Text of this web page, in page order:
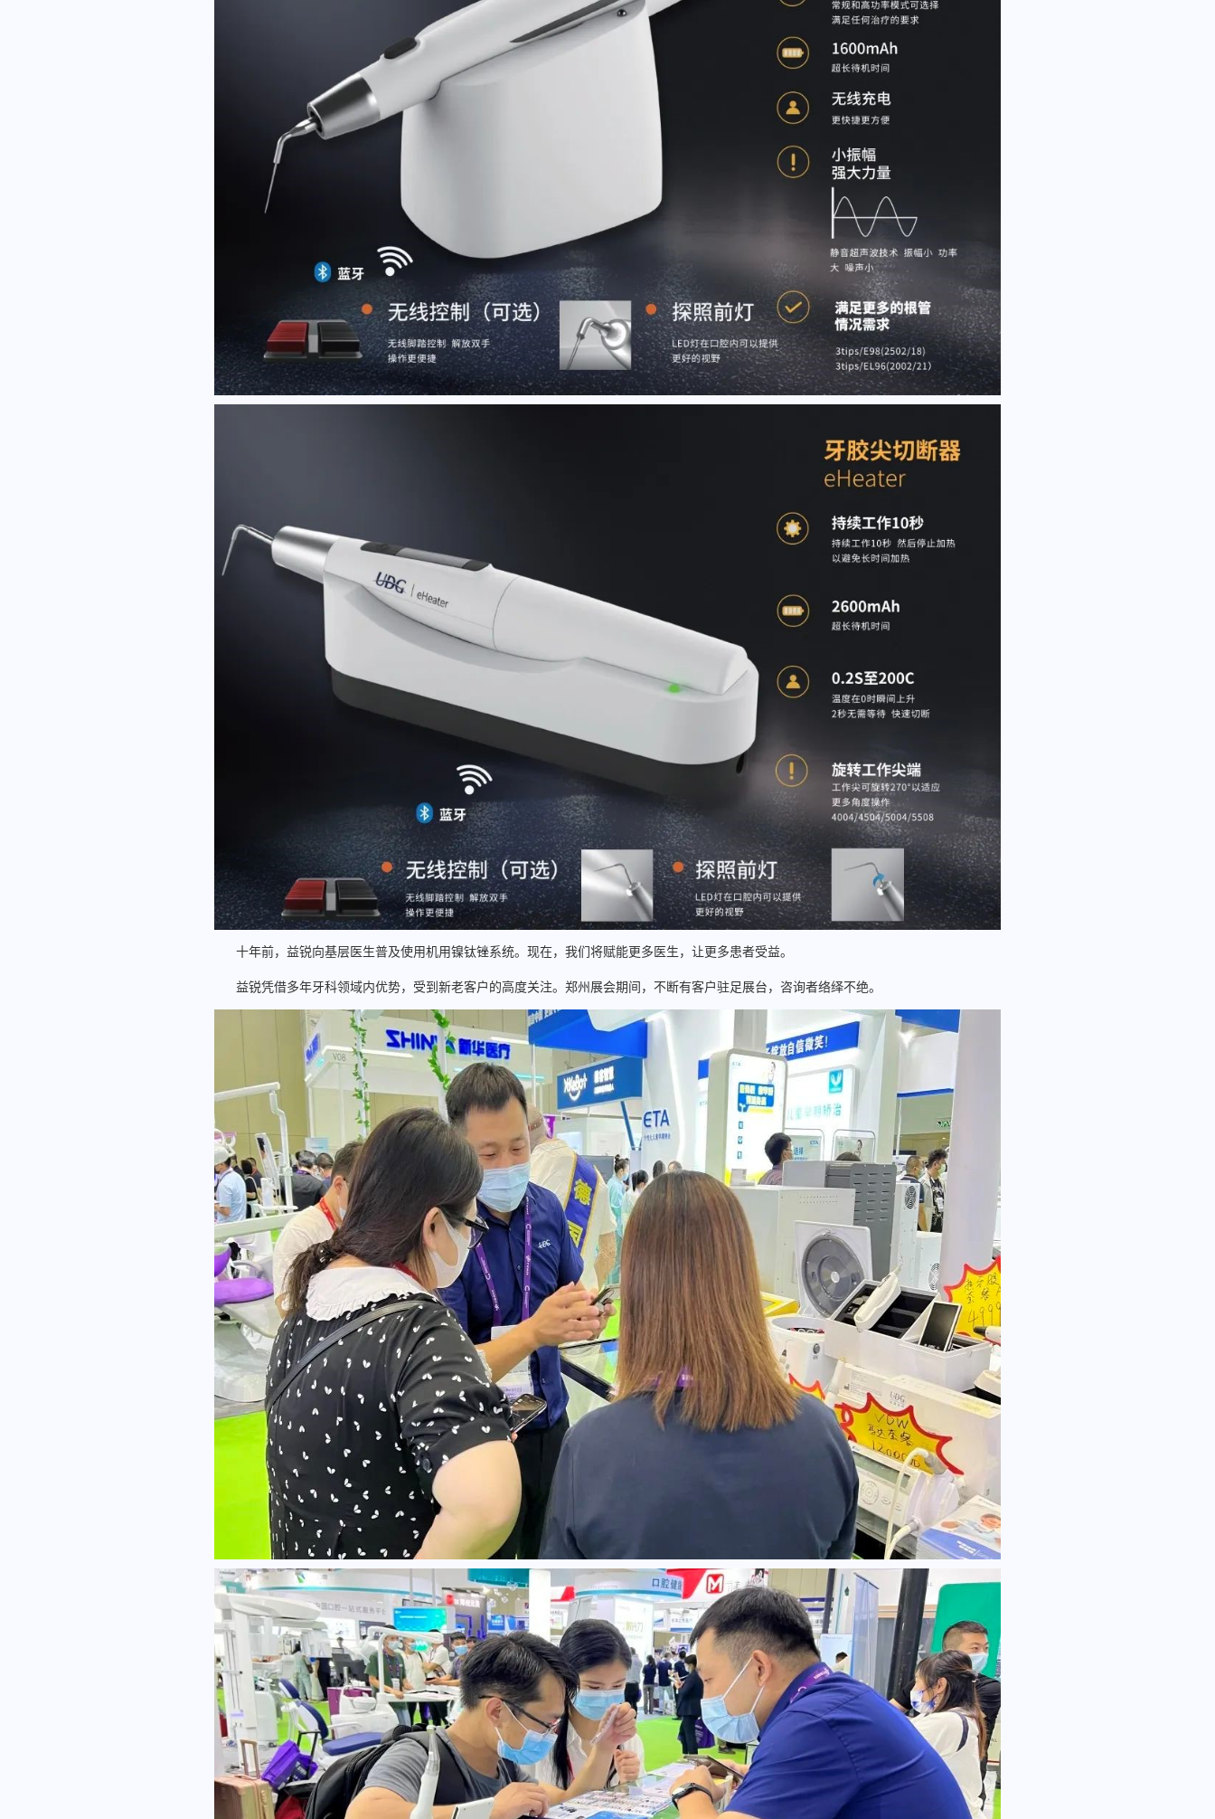
十年前，益锐向基层医生普及使用机用镍钛锉系统。现在，我们将赋能更多医生，让更多患者受益。
益锐凭借多年牙科领域内优势，受到新老客户的高度关注。郑州展会期间，不断有客户驻足展台，咨询者络绎不绝。